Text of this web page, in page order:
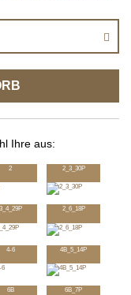
Ihre aus:
2 2_3_30P
3_4_29P 2_6_18P
4-6 4B_5_14P
6B 6B_7P